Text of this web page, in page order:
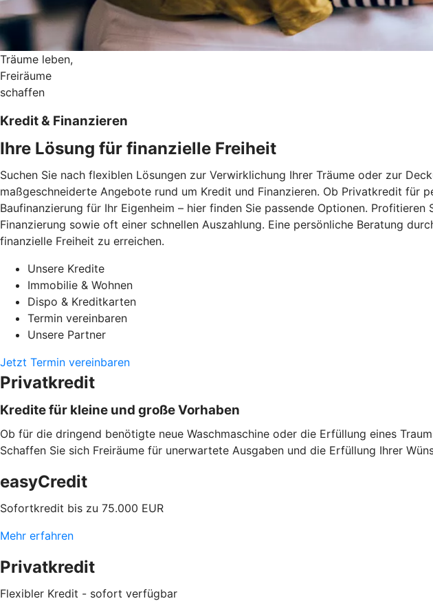
Träume leben,
Freiräume
schaffen
Kredit & Finanzieren
Ihre Lösung für finanzielle Freiheit
Suchen Sie nach flexiblen Lösungen zur Verwirklichung Ihrer Träume oder zur
maßgeschneiderte Angebote rund um Kredit und Finanzieren. Ob Privatkredit für
Baufinanzierung für Ihr Eigenheim – hier finden Sie passende Optionen.
Finanzierung sowie oft einer schnellen Auszahlung. Eine persönliche Beratung
finanzielle Freiheit zu erreichen.
Unsere Kredite
Immobilie & Wohnen
Dispo & Kreditkarten
Termin vereinbaren
Unsere Partner
Jetzt Termin vereinbaren
Privatkredit
Kredite für kleine und große Vorhaben
Ob für die dringend benötigte neue Waschmaschine oder die Erfüllung eines
Schaffen Sie sich Freiräume für unerwartete Ausgaben und die Erfüllung Ihrer
easyCredit
Sofortkredit bis zu 75.000 EUR
Mehr erfahren
Privatkredit
Flexibler Kredit - sofort verfügbar